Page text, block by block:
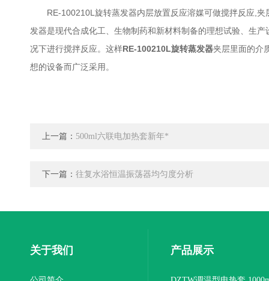
RE-100210L旋转蒸发器内层放置反应溶媒可做搅拌反应,夹
发器是现代合成化工、生物制药和新材料制备的理想试验、生
况下进行搅拌反应。这样RE-100210L旋转蒸发器夹层里面的介
想的设备而广泛采用。
上一篇： 500ml六联电加热套新年*
下一篇： 往复水浴恒温振荡器均匀度分析
关于我们 产品展示